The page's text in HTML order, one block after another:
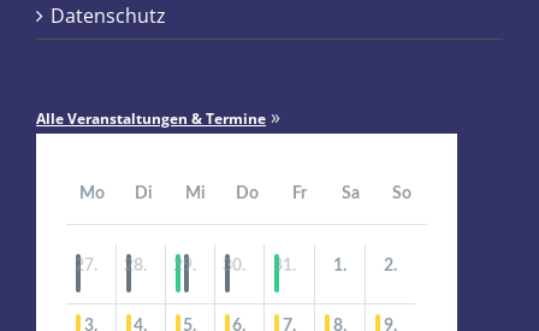
Datenschutz
Alle Veranstaltungen & Termine »